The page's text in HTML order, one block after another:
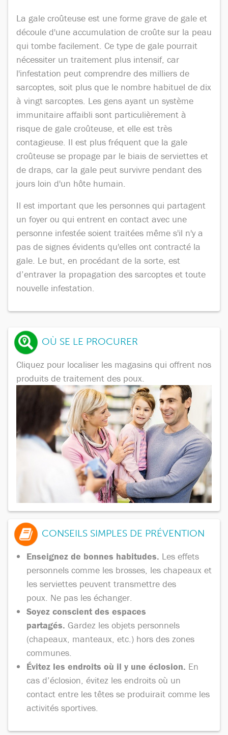
La gale croûteuse est une forme grave de gale et
découle d'une accumulation de croûte sur la peau
qui tombe facilement. Ce type de gale pourrait
nécessiter un traitement plus intensif, car
l'infestation peut comprendre des milliers de
sarcoptes, soit plus que le nombre habituel de dix
à vingt sarcoptes. Les gens ayant un système
immunitaire affaibli sont particulièrement à
risque de gale croûteuse, et elle est très
contagieuse. Il est plus fréquent que la gale
croûteuse se propage par le biais de serviettes et
de draps, car la gale peut survivre pendant des
jours loin d'un hôte humain.
Il est important que les personnes qui partagent
un foyer ou qui entrent en contact avec une
personne infestée soient traitées même s'il n'y a
pas de signes évidents qu'elles ont contracté la
gale. Le but, en procédant de la sorte, est
d’entraver la propagation des sarcoptes et toute
nouvelle infestation.
OÙ SE LE PROCURER
Cliquez pour localiser les magasins qui offrent nos
produits de traitement des poux.
CONSEILS SIMPLES DE PRÉVENTION
Enseignez de bonnes habitudes. Les effets
personnels comme les brosses, les chapeaux et
les serviettes peuvent transmettre des
poux. Ne pas les échanger.
Soyez conscient des espaces
partagés. Gardez les objets personnels
(chapeaux, manteaux, etc.) hors des zones
communes.
Évitez les endroits où il y une éclosion. En
cas d’éclosion, évitez les endroits où un
contact entre les têtes se produirait comme les
activités sportives.